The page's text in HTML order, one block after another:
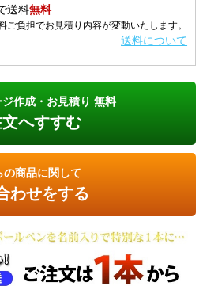
送料無料
ご負担でお見積り内容が変動いたします。
送料について
作成・お見積り 無料
文へすすむ
の商品に関して
わせをする